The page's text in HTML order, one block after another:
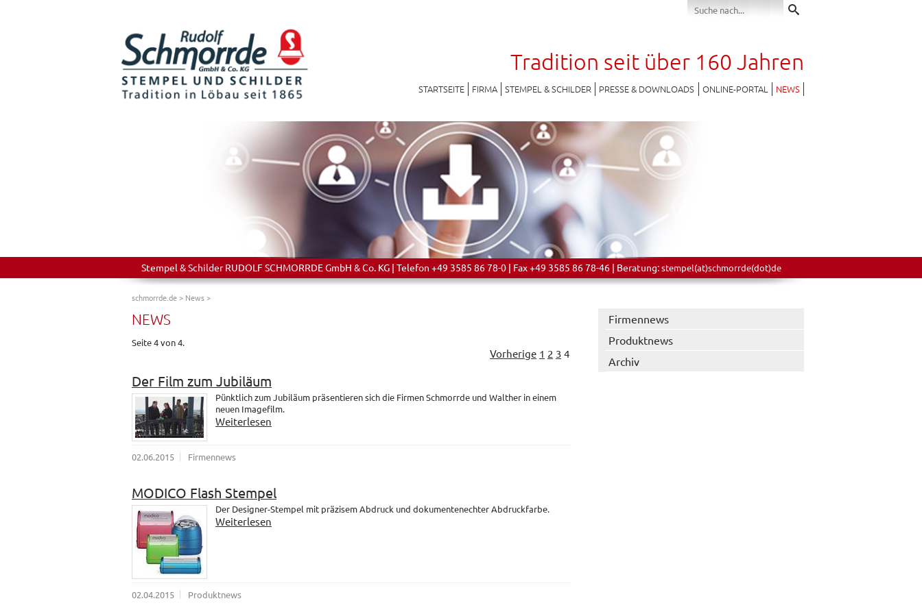
Tradition seit über 160 Jahren
STARTSEITE FIRMA STEMPEL & SCHILDER PRESSE & DOWNLOADS ONLINE-PORTAL NEWS
Stempel & Schilder RUDOLF SCHMORRDE GmbH & Co. KG | Telefon +49 3585 86 78-0 | Fax +49 3585 86 78-46 | Beratung:stempel(at)schmorrde(dot)de
schmorrde.de> News>
NEWS
Seite 4 von 4.
Vorherige 1 2 3 4
Der Film zum Jubiläum
Pünktlich zum Jubiläum präsentieren sich die Firmen Schmorrde und Walther in einem
neuen Imagefilm.
Weiterlesen
02.06.2015 Firmennews
MODICO Flash Stempel
Der Designer-Stempel mit präzisem Abdruck und dokumentenechter Abdruckfarbe.
Weiterlesen
02.04.2015 Produktnews
Firmennews
Produktnews
Archiv